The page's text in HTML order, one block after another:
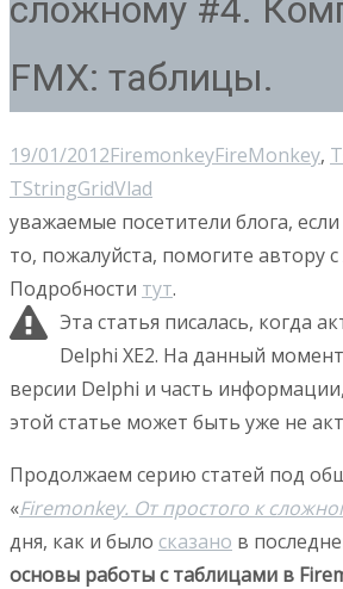
сложному #4.
FMX: таблицы.
19/01/2012FiremonkeyFireMonkey,
TStringGridVlad
уважаемые посетители блога,
то, пожалуйста, помогите автору
Подробности тут.
Эта статья писалась, когда
Delphi XE2. На данный
версии Delphi и часть
этой статье может быть уже не
Продолжаем серию статей под
«Firemonkey. От простого к
дня, как и было сказано в
основы работы с таблицами в